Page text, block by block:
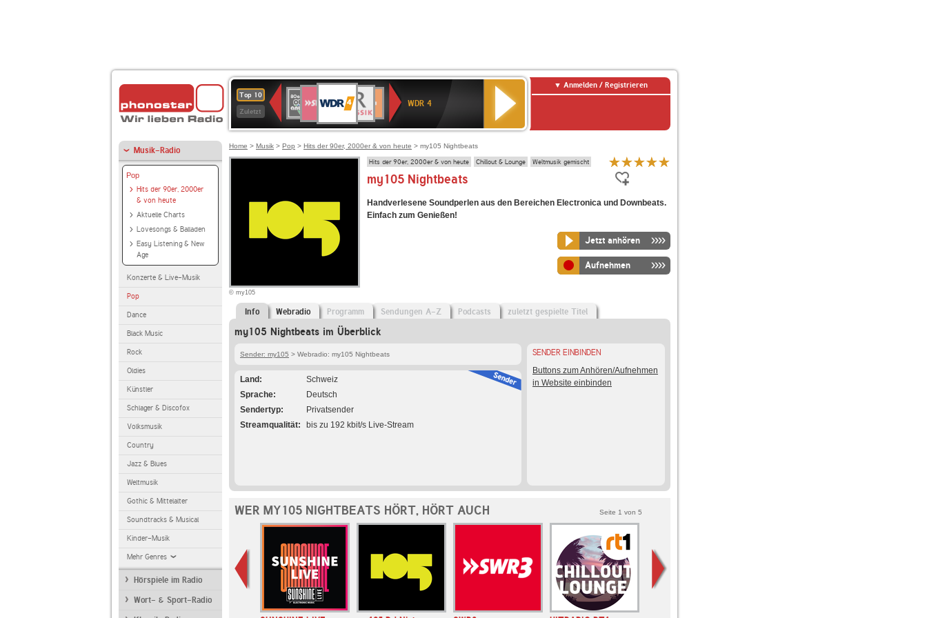
Top 10
Zuletzt
Deutschlandfunk
80er
90er
OLDIE
ANTENNE
4
KLASSIK
Deutschlandfunk
Kultur
Kultur
2
WDR 4
Anmelden / Registrieren
Musik-Radio
Pop
Hits der 90er, 2000er
& von heute
Aktuelle Charts
Lovesongs & Balladen
Easy Listening & New
Age
Konzerte & Live-Musik
Pop
Dance
Black Music
Rock
Oldies
Künstler
Schlager & Discofox
Volksmusik
Country
Jazz & Blues
Weltmusik
Gothic & Mittelalter
Soundtracks & Musical
Kinder-Musik
Mehr Genres
Hörspiele im Radio
Wort- & Sport-Radio
Home > Musik > Pop > Hits der 90er, 2000er & von heute > my105 Nightbeats
© my105
Hits der 90er, 2000er & von heute Chillout & Lounge Weltmusik gemischt
my105 Nightbeats
Handverlesene Soundperlen aus den Bereichen Electronica und Downbeats.
Einfach zum Genießen!
Jetzt anhören
Aufnehmen
Info Webradio Programm Sendungen A-Z Podcasts zuletzt gespielte Titel
my105 Nightbeats im Überblick
Sender: my105 > Webradio: my105 Nightbeats
Land
Schweiz
Sprache
Deutsch
Sendertyp
Privatsender
Streamqualität
bis zu 192 kbit/s Live-Stream
SENDER EINBINDEN
Buttons zum Anhören/Aufnehmen
in Website einbinden
WER MY105 NIGHTBEATS HÖRT, HÖRT AUCH Seite 1 von 5